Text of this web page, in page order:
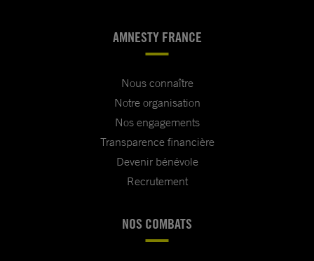
AMNESTY FRANCE
Nous connaître
Notre organisation
Nos engagements
Transparence financière
Devenir bénévole
Recrutement
NOS COMBATS